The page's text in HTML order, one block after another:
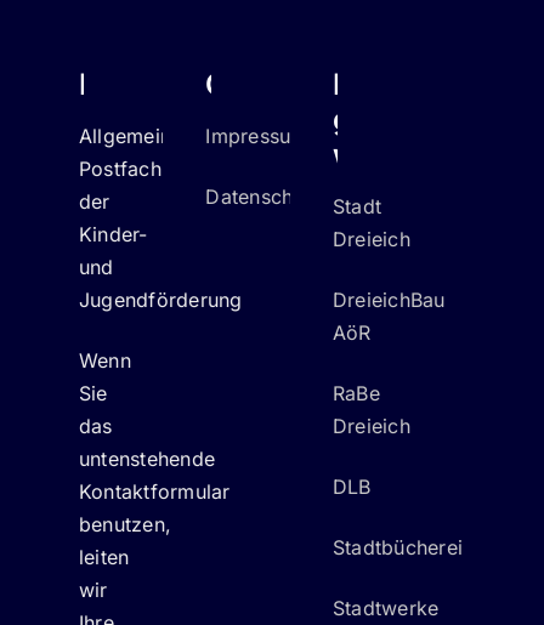
Kontakt
Allgemeines
Postfach
der
Kinder-
und
Jugendförderung
Wenn
Sie
das
untenstehende
Kontaktformular
benutzen,
leiten
wir
Quicklinks
Impressum
Datenschutz
Hier
geht's
weiter
Stadt
Dreieich
DreieichBau
AöR
RaBe
Dreieich
DLB
Stadtbücherei
Stadtwerke